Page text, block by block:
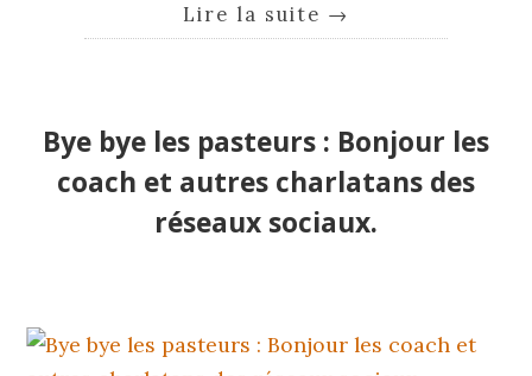
Lire la suite →
Bye bye les pasteurs : Bonjour les
coach et autres charlatans des
réseaux sociaux.